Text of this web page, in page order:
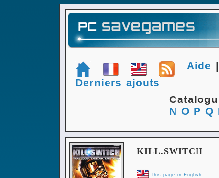
Aide
Derniers ajouts
N O P Q
KILL.SWITCH
This page in English